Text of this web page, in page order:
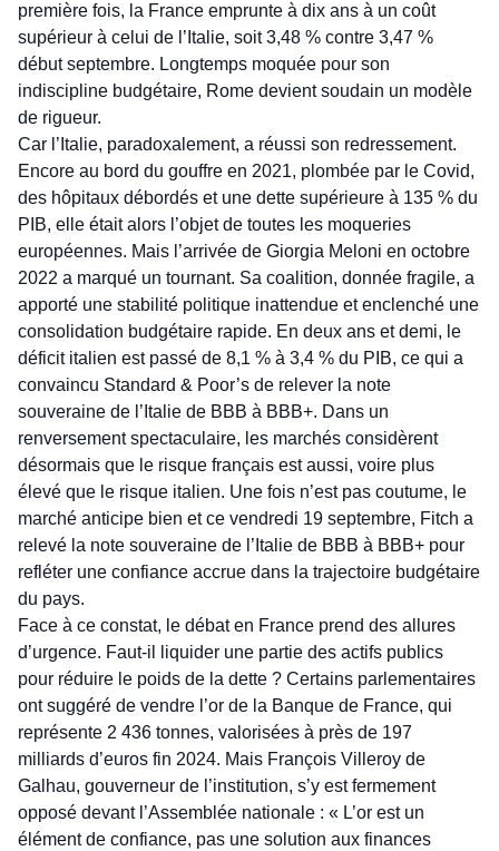
première fois, la France emprunte à dix ans à un coût
supérieur à celui de l’Italie, soit 3,48 % contre 3,47 %
début septembre. Longtemps moquée pour son
indiscipline budgétaire, Rome devient soudain un modèle
de rigueur.
Car l’Italie, paradoxalement, a réussi son redressement.
Encore au bord du gouffre en 2021, plombée par le Covid,
des hôpitaux débordés et une dette supérieure à 135 % du
PIB, elle était alors l’objet de toutes les moqueries
européennes. Mais l’arrivée de Giorgia Meloni en octobre
2022 a marqué un tournant. Sa coalition, donnée fragile, a
apporté une stabilité politique inattendue et enclenché une
consolidation budgétaire rapide. En deux ans et demi, le
déficit italien est passé de 8,1 % à 3,4 % du PIB, ce qui a
convaincu Standard & Poor’s de relever la note
souveraine de l’Italie de BBB à BBB+. Dans un
renversement spectaculaire, les marchés considèrent
désormais que le risque français est aussi, voire plus
élevé que le risque italien. Une fois n’est pas coutume, le
marché anticipe bien et ce vendredi 19 septembre, Fitch a
relevé la note souveraine de l’Italie de BBB à BBB+ pour
refléter une confiance accrue dans la trajectoire budgétaire
du pays.
Face à ce constat, le débat en France prend des allures
d’urgence. Faut-il liquider une partie des actifs publics
pour réduire le poids de la dette ? Certains parlementaires
ont suggéré de vendre l’or de la Banque de France, qui
représente 2 436 tonnes, valorisées à près de 197
milliards d’euros fin 2024. Mais François Villeroy de
Galhau, gouverneur de l’institution, s’y est fermement
opposé devant l’Assemblée nationale : « L’or est un
élément de confiance, pas une solution aux finances